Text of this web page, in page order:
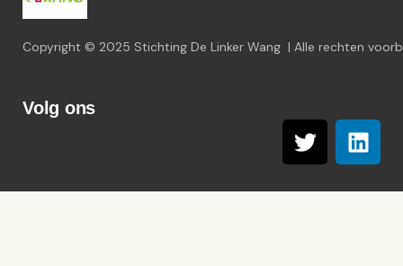
Copyright © 2025 Stichting De Linker Wang | Alle rechten
Volg ons
T
w
t
L
i
k